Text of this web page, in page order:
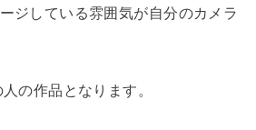
ジしている雰囲気が自分のカメラ
の作品となります。